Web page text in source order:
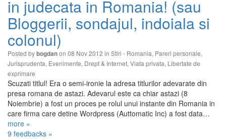
in judecata in Romania! (sau
Bloggerii, sondajul, indoiala si
colonul)
Posted bybogdanon 08 Nov 2012 in Stiri - Romania, Pareri personale,
Jurisprudenta, Evenimente, Drept & Internet, Viata privata, Libertate de
exprimare
Scuzati titlul! Era o semi-ironie la adresa titlurilor adevarate din
presa romana de astazi. Adevarul este ca chiar astazi (8
Noiembrie) a fost un proces pe rolul unui instante din Romania in
care firma care detine Wordpress (Auttomatic Inc) a fost data…
more »
9 feedbacks »